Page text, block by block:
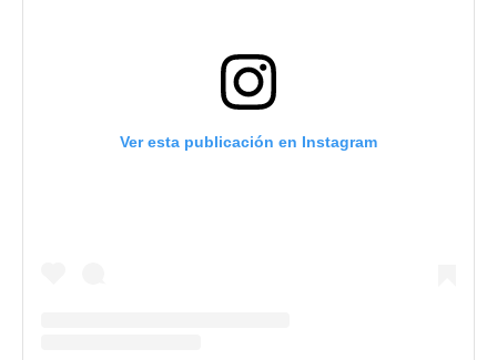
Ver esta publicación en Instagram